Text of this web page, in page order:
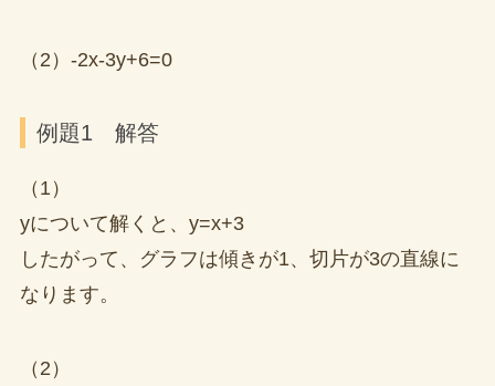
（2）-2x-3y+6=0
例題1 解答
（1）
yについて解くと、y=x+3
したがって、グラフは傾きが1、切片が3の直線に
なります。
（2）